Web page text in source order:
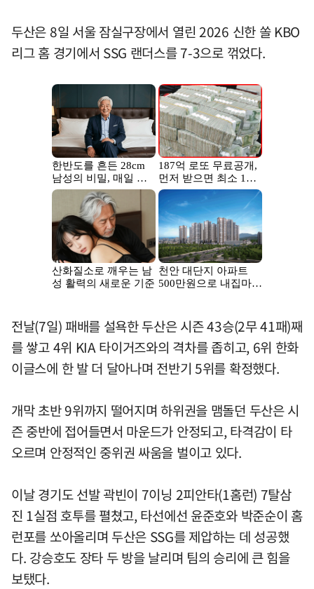
두산은 8일 서울 잠실구장에서 열린 2026 신한 쏠 KBO
리그 홈 경기에서 SSG 랜더스를 7-3으로 꺾었다.
전날(7일) 패배를 설욕한 두산은 시즌 43승(2무 41패)째
를 쌓고 4위 KIA 타이거즈와의 격차를 좁히고, 6위 한화
이글스에 한 발 더 달아나며 전반기 5위를 확정했다.
개막 초반 9위까지 떨어지며 하위권을 맴돌던 두산은 시
즌 중반에 접어들면서 마운드가 안정되고, 타격감이 타
오르며 안정적인 중위권 싸움을 벌이고 있다.
이날 경기도 선발 곽빈이 7이닝 2피안타(1홈런) 7탈삼
진 1실점 호투를 펼쳤고, 타선에선 윤준호와 박준순이 홈
런포를 쏘아올리며 두산은 SSG를 제압하는 데 성공했
다. 강승호도 장타 두 방을 날리며 팀의 승리에 큰 힘을
보탰다.